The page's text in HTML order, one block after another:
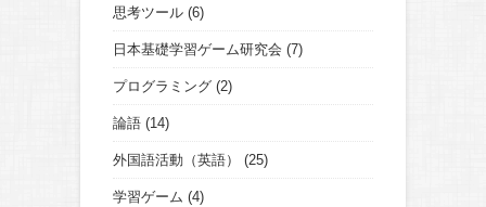
思考ツール (6)
日本基礎学習ゲーム研究会 (7)
プログラミング (2)
論語 (14)
外国語活動（英語） (25)
学習ゲーム (4)